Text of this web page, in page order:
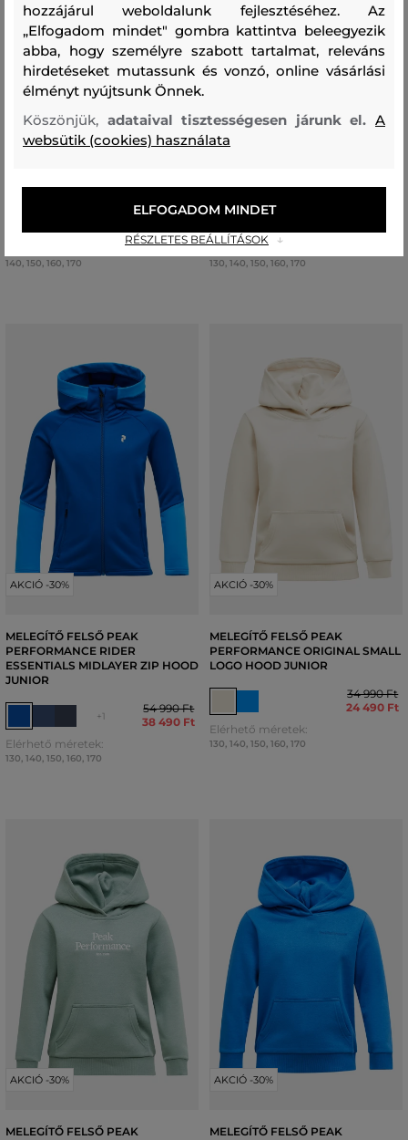
JUNIOR
34 990 Ft
140, 150, 160, 170
JUNIOR
Elérhető méretek:
130, 140, 150, 160, 170
AKCIÓ -30%
MELEGÍTŐ FELSŐ PEAK
PERFORMANCE RIDER
ESSENTIALS MIDLAYER ZIP HOOD
JUNIOR
+1
54 990 Ft
38 490 Ft
Elérhető méretek:
130, 140, 150, 160, 170
AKCIÓ -30%
MELEGÍTŐ FELSŐ PEAK
PERFORMANCE ORIGINAL SMALL
LOGO HOOD JUNIOR
34 990 Ft
24 490 Ft
Elérhető méretek:
130, 140, 150, 160, 170
AKCIÓ -30%
MELEGÍTŐ FELSŐ PEAK
AKCIÓ -30%
MELEGÍTŐ FELSŐ PEAK
hozzájárul weboldalunk fejlesztéséhez. Az
„Elfogadom mindet" gombra kattintva beleegyezik
abba, hogy személyre szabott tartalmat, releváns
hirdetéseket mutassunk és vonzó, online vásárlási
élményt nyújtsunk Önnek.
Köszönjük, adataival tisztességesen járunk el.A
websütik (cookies) használata
RÉSZLETES BEÁLLÍTÁSOK
ELFOGADOM MINDET